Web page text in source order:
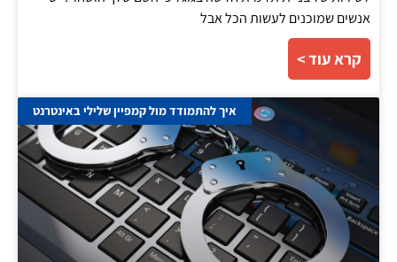
אנשים שמוכנים לעשות הכל אבל
קרא עוד >
איך להתמודד מול קמפיין שלילי באינטרנט